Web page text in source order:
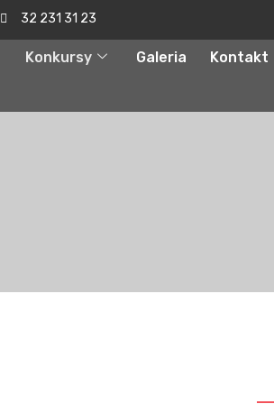
32 231 31 23
Konkursy Galeria Kontakt